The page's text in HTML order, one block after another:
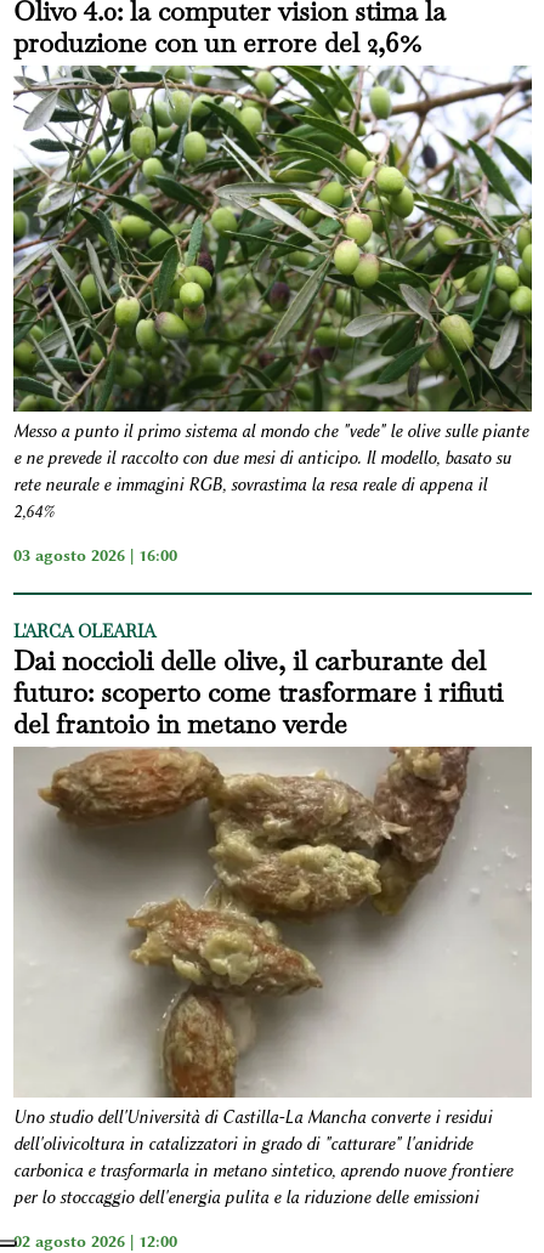
Olivo 4.0: la computer vision stima la
produzione con un errore del 2,6%
Messo a punto il primo sistema al mondo che "vede" le olive sulle piante
e ne prevede il raccolto con due mesi di anticipo. Il modello, basato su
rete neurale e immagini RGB, sovrastima la resa reale di appena il
2,64%
03 agosto 2026 | 16:00
L'ARCA OLEARIA
Dai noccioli delle olive, il carburante del
futuro: scoperto come trasformare i rifiuti
del frantoio in metano verde
Uno studio dell'Università di Castilla-La Mancha converte i residui
dell'olivicoltura in catalizzatori in grado di "catturare" l'anidride
carbonica e trasformarla in metano sintetico, aprendo nuove frontiere
per lo stoccaggio dell'energia pulita e la riduzione delle emissioni
02 agosto 2026 | 12:00